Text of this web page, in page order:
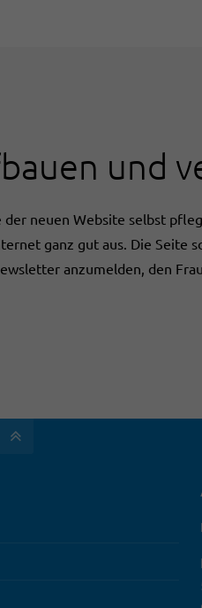
und
neuen Website selbst
ganz gut aus. Die Seite
anzumelden, den